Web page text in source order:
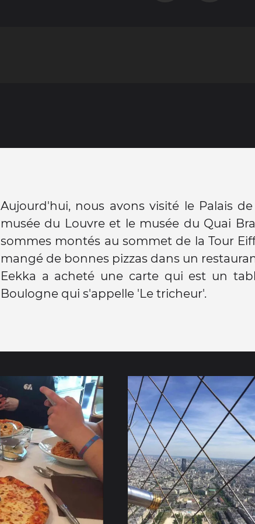
Aujourd'hui, nous avons visité le Palais
musée du Louvre et le musée du Quai
sommes montés au sommet de la Tour
mangé de bonnes pizzas dans un
Eekka a acheté une carte qui est un
Boulogne qui s'appelle 'Le tricheur'.